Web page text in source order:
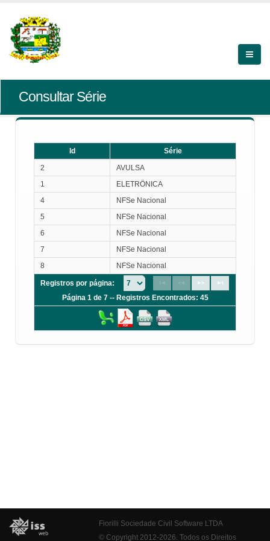
Consultar Série
Id
Série
2
AVULSA
1
ELETRÖNICA
4
NFSe Nacional
5
NFSe Nacional
6
NFSe Nacional
7
NFSe Nacional
8
NFSe Nacional
Registros por página:
Página 1 de 7 -- Registros Encontrados: 45
Fiorilli Sociedade Civil Software LTDA
© Copyright 2012-2026. Todos os Direitos